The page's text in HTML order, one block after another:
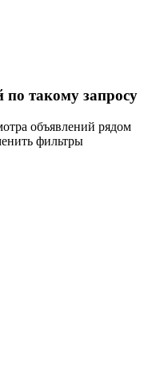
такому запросу
объявлений рядом
фильтры